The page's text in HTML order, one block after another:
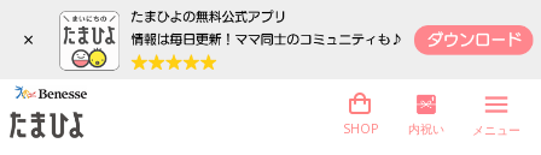
×
SHOP 内祝い メニュー